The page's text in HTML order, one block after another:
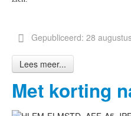
Gepubliceerd: 28
Lees meer...
Met korting